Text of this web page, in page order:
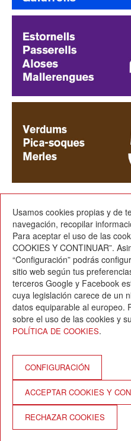
Escola Betània-
C. Montevideo,
08034 Barcelona
Arquitectura y
www.pixtin.es
Programación
Usamos cookies propias y de
navegación, recopilar
Para aceptar el uso de las
COOKIES Y CONTINUAR”.
“Configuración” podrás
sitio web según tus
terceros Google y Facebook
cuya legislación carece de un
datos equiparable al europeo.
sobre el uso de las cookies y
POLÍTICA DE COOKIES.
CONFIGURACIÓN
ACCEPTAR COOKIES Y
RECHAZAR COOKIES